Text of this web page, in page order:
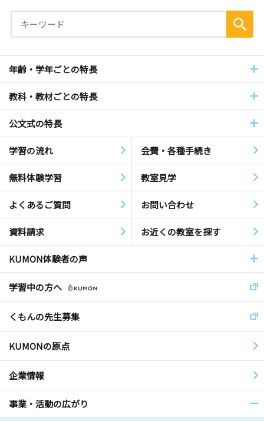
年齢・学年ごとの特長
教科・教材ごとの特長
公文式の特長
学習の流れ 会費・各種手続き
無料体験学習 教室見学
よくあるご質問 お問い合わせ
資料請求 お近くの教室を探す
KUMON体験者の声
学習中の方へ
くもんの先生募集
KUMONの原点
企業情報
事業・活動の広がり